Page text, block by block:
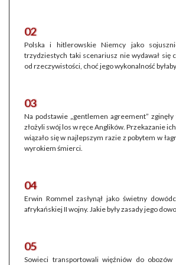
02
Polska i hitlerowskie Niemcy jako
trzydziestych taki scenariusz nie wydawał się
od rzeczywistości, choć jego wykonalność
03
Na podstawie „gentlemen agreement”
złożyli swój los w ręce Anglików. Przekazanie
wiązało się w najlepszym razie z pobytem w
wyrokiem śmierci.
04
Erwin Rommel zasłynął jako świetny
afrykańskiej II wojny. Jakie były zasady jego
05
Sowieci transportowali więźniów do obozów